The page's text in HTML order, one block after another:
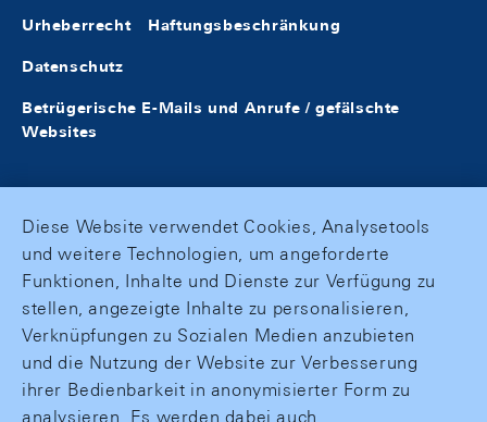
Urheberrecht Haftungsbeschränkung
Datenschutz
Betrügerische E-Mails und Anrufe / gefälschte
Websites
Diese Website verwendet Cookies, Analysetools
und weitere Technologien, um angeforderte
Funktionen, Inhalte und Dienste zur Verfügung zu
stellen, angezeigte Inhalte zu personalisieren,
Verknüpfungen zu Sozialen Medien anzubieten
und die Nutzung der Website zur Verbesserung
ihrer Bedienbarkeit in anonymisierter Form zu
analysieren. Es werden dabei auch